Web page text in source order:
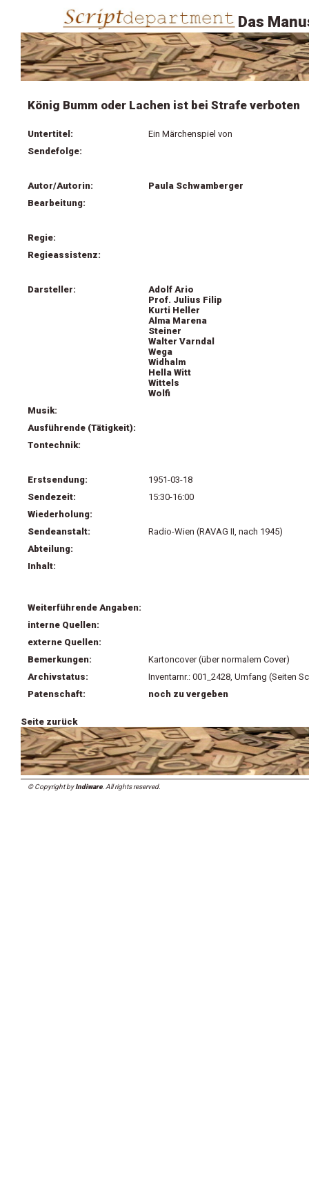
Das
König Bumm oder Lachen ist bei Strafe verboten
Untertitel:
Ein Märchenspiel von
Sendefolge:
Autor/Autorin:
Paula Schwamberger
Bearbeitung:
Regie:
Regieassistenz:
Darsteller:
Adolf Ario
Prof. Julius Filip
Kurti Heller
Alma Marena
Steiner
Walter Varndal
Wega
Widhalm
Hella Witt
Wittels
Wolfi
Musik:
Ausführende (Tätigkeit):
Tontechnik:
Erstsendung:
1951-03-18
Sendezeit:
15:30-16:00
Wiederholung:
Sendeanstalt:
Radio-Wien (RAVAG II, nach 1945)
Abteilung:
Inhalt:
Weiterführende Angaben:
interne Quellen:
externe Quellen:
Bemerkungen:
Kartoncover (über normalem Cover)
Archivstatus:
Inventarnr.: 001_2428, Umfang (Seiten
Patenschaft:
noch zu vergeben
Seite zurück
© Copyright byIndiware. All rights reserved.